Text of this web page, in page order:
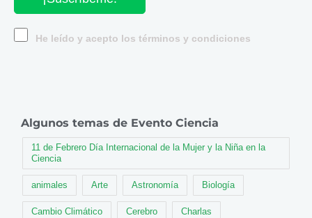
He leído y acepto los términos y condiciones
Algunos temas de Evento Ciencia
11 de Febrero Día Internacional de la Mujer y la Niña en la
Ciencia
animales Arte Astronomía Biología
Cambio Climático Cerebro Charlas